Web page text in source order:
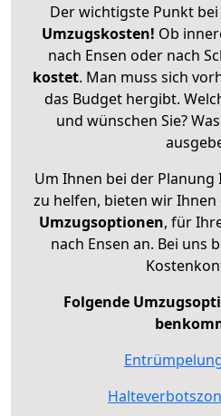
Der wichtigste Punkt
Umzugskosten! Ob
nach Ensen oder nach
kostet. Man muss sich
das Budget hergibt.
und wünschen Sie?
Um Ihnen bei der
zu helfen, bieten wir Ihnen
Umzugsoptionen, für
nach Ensen an. Bei uns
Folgende